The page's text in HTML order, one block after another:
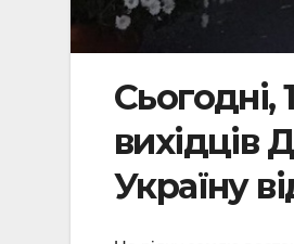
Сьогодні,
вихідців
Україну